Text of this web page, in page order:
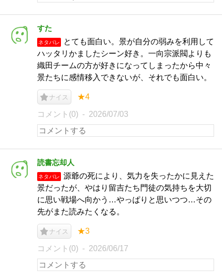
すた
ネタバレ
とても面白い。景が自分の弱みを利用して
ハッタリかましたシーン好き。一向宗派閥よりも
織田チームの方が好きになってしまったから中々
景たちに感情移入できないが、それでも面白い。
ナイス ★4
コメント(0) 2026/07/03
読書忘却人
ネタバレ
源爺の死により、気力を失ったかに見えた
景だったが、やはり留吉たち門徒の気持ちを大切
に思い戦場へ向かう…やっぱりと思いつつ…その
先がまた読みたくなる。
ナイス ★3
コメント(0) 2026/06/17